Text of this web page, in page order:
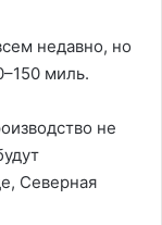
недавно, но
миль.
не
Северная